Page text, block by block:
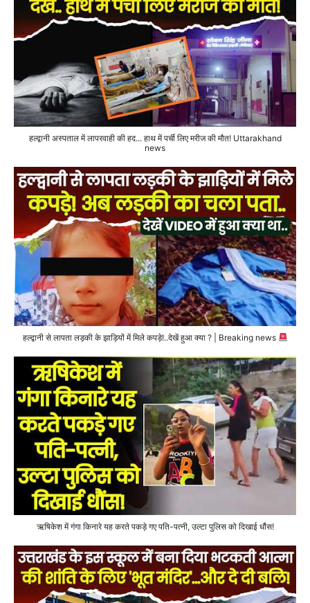
हल्द्वानी अस्पताल में लापरवाही की हद... हाथ में पर्ची लिए मरीज की मौत! Uttarakhand
news
हल्द्वानी से लापता लड़की के झाड़ियों में मिले कपड़े!..देखें हुआ क्या ? | Breaking news
ऋषिकेश में गंगा किनारे यह करते पकड़े गए पति-पत्नी, उल्टा पुलिस को दिखाई धौंस!